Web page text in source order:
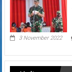
3 November 2022